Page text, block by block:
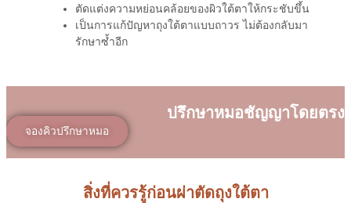
ตัดแต่งความหย่อนคล้อยของผิวใต้ตาให้กระชับขึ้น
เป็นการแก้ปัญหาถุงใต้ตาแบบถาวร ไม่ต้องกลับมา
รักษาซ้ำอีก
ปรึกษาหมอชัญญาโดยตรง
จองคิวปรึกษาหมอ
สิ่งที่ควรรู้ก่อนผ่าตัดถุงใต้ตา